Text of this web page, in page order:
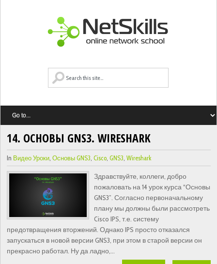
14. ОСНОВЫ GNS3. WIRESHARK
In Видео Уроки,Основы GNS3,Cisco,GNS3,Wireshark
Здравствуйте, коллеги, добро
пожаловать на 14 урок курса “Основы
GNS3”. Согласно первоначальному
плану мы должны были рассмотреть
Cisco IPS, т.е. систему
предотвращения вторжений. Однако IPS просто отказался
запускаться в новой версии GNS3, при этом в старой версии он
прекрасно работал. Ну да ладно,...